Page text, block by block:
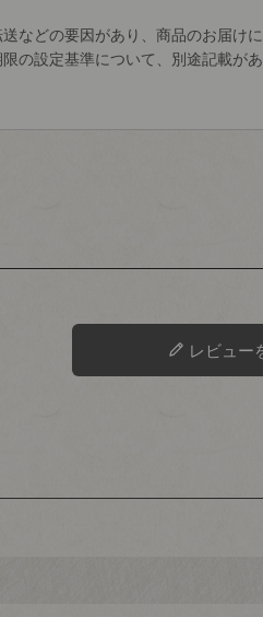
などの要因があり、商品のお届け
の設定基準について、別途記載が
レビュー